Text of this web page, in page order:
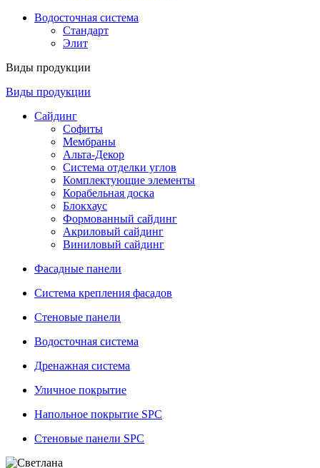
Водосточная система
Стандарт
Элит
Виды продукции
Виды продукции
Сайдинг
Софиты
Мембраны
Альта-Декор
Система отделки углов
Комплектующие элементы
Корабельная доска
Блокхаус
Формованный сайдинг
Акриловый сайдинг
Виниловый сайдинг
Фасадные панели
Система крепления фасадов
Стеновые панели
Водосточная система
Дренажная система
Уличное покрытие
Напольное покрытие SPC
Стеновые панели SPC